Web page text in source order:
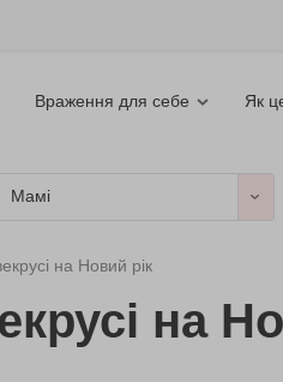
Враження для себе Як
Мамі
на Новий рік
на